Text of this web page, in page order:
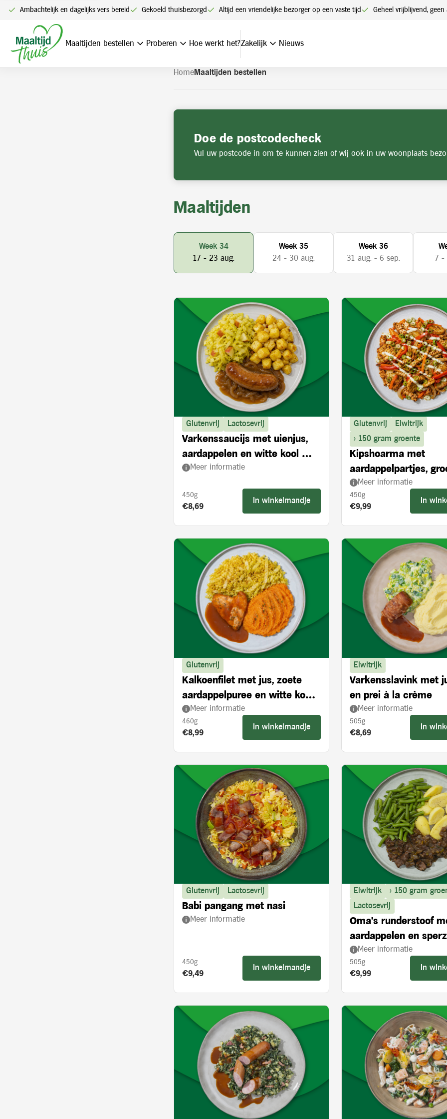
Ambachtelijk en dagelijks vers bereid Gekoeld thuisbezorgd Altijd een vriendelijke bezorger op een vaste tijd Geheel vrijblijvend,
Maaltijden bestellen Proberen Hoe werkt het?Zakelijk Nieuws
U kunt alleen bestellen met een account. Heeft u nog geen account? Vraag hier uw
Navigatie
overslaan
Home Maaltijden bestellen
Doe de postcodecheck
Vul uw postcode in om te kunnen zien of wij ook in uw woonplaats
Maaltijden
Week 34
17 - 23 aug.
Week 35
24 - 30 aug.
Week 36
31 aug. - 6 sep.
7 -
Glutenvrij Lactosevrij
Varkenssaucijs met uienjus,
aardappelen en witte kool met
kerrie en appelstukjes
Meer informatie
450g
Product prijs:
€8,69
In winkelmandje
Glutenvrij
Eiwitrijk
> 150 gram groente
Kipshoarma met
aardappelpartjes,
en knoflooksaus
Meer informatie
450g
Product prijs:
€9,99
In
Glutenvrij
Kalkoenfilet met jus, zoete
aardappelpuree en witte kool
met kerrie en appelstukjes
Meer informatie
460g
Product prijs:
€8,99
In winkelmandje
Eiwitrijk
Varkensslavink met
en prei à la crème
Meer informatie
505g
Product prijs:
€8,69
In
Glutenvrij Lactosevrij
Babi pangang met nasi
Meer informatie
450g
Product prijs:
€9,49
In winkelmandje
Eiwitrijk
> 150 gram
Lactosevrij
Oma's runderstoof
aardappelen en
Meer informatie
505g
Product prijs:
€9,99
In